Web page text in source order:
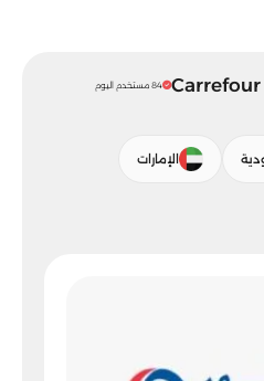
84 مستخدم اليوم
الإمارات